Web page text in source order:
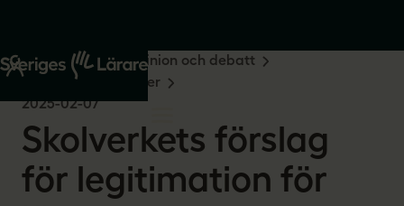
Start Om oss
Opinion och debatt
Remissvar och skrivelser
2025-02-07
Skolverkets förslag
för legitimation för